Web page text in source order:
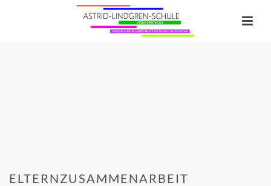
ELTERNZUSAMMENARBEIT